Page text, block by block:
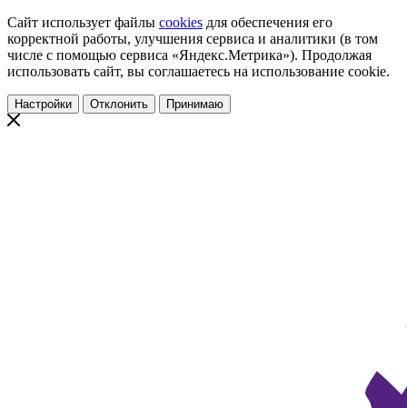
Сайт использует файлы cookies для обеспечения его
корректной работы, улучшения сервиса и аналитики (в том
числе с помощью сервиса «Яндекс.Метрика»). Продолжая
использовать сайт, вы соглашаетесь на использование cookie.
Настройки Отклонить Принимаю